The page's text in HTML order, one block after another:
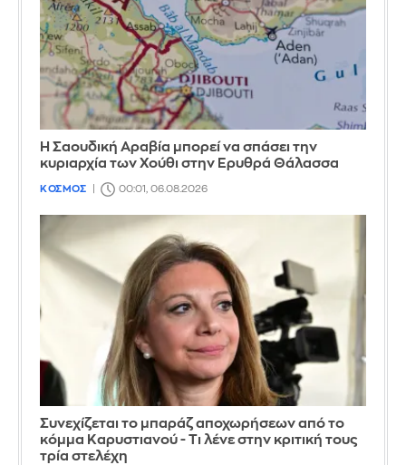
Η Σαουδική Αραβία μπορεί να σπάσει την
κυριαρχία των Χούθι στην Ερυθρά Θάλασσα
ΚΟΣΜΟΣ 00:01, 06.08.2026
Συνεχίζεται το μπαράζ αποχωρήσεων από το
κόμμα Καρυστιανού - Τι λένε στην κριτική τους
τρία στελέχη